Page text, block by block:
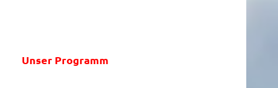
Unser Programm